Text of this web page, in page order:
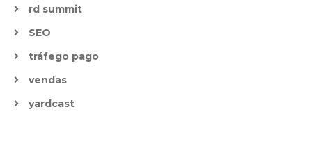
rd summit
SEO
tráfego pago
vendas
yardcast